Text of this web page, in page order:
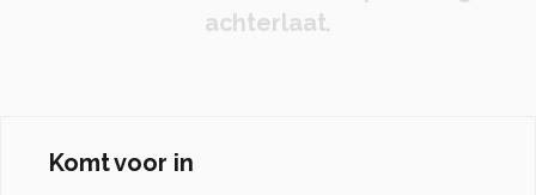
achterlaat.
Komt voor in